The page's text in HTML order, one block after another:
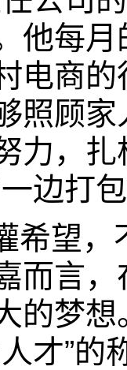
他每
电商
照顾
力，
边打
希望
而言
的梦
才”